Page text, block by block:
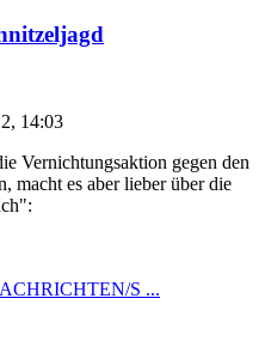
14:03
Vernichtungsaktion gegen den
macht es aber lieber über die
S ...